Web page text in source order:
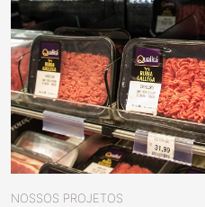
NOSSOS PROJETOS